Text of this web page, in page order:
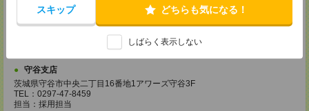
スキップ どちらも気になる！
しばらく表示しない
橋本支店
神奈川県相模原市緑区橋本3-19-3 ビンテージ橋本1F
守谷支店
茨城県守谷市中央二丁目16番地1アワーズ守谷3F
TEL：0297-47-8459
担当：採用担当